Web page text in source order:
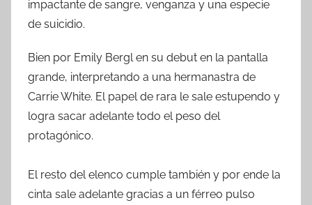
impactante de sangre, venganza y una especie
de suicidio.
Bien por Emily Bergl en su debut en la pantalla
grande, interpretando a una hermanastra de
Carrie White. El papel de rara le sale estupendo y
logra sacar adelante todo el peso del
protagónico.
El resto del elenco cumple también y por ende la
cinta sale adelante gracias a un férreo pulso